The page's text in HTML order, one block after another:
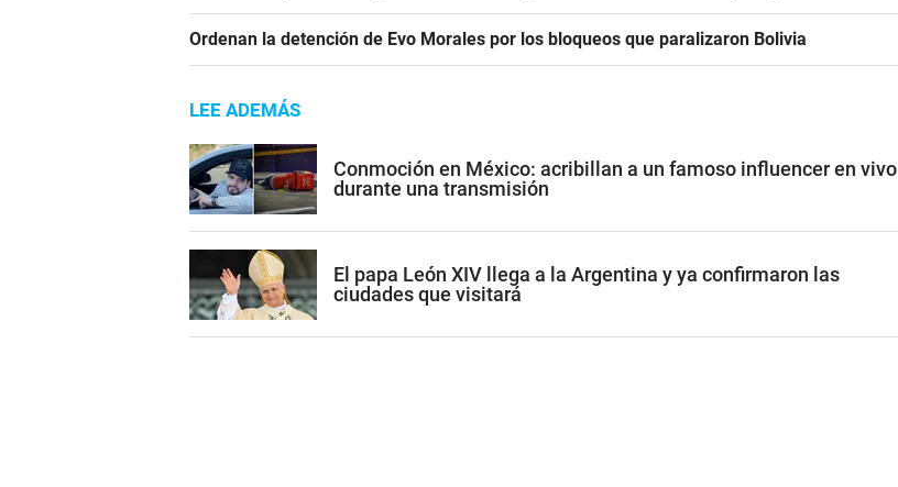
Ordenan la detención de Evo Morales por los bloqueos que paralizaron Bolivia
LEE ADEMÁS
Conmoción en México: acribillan a un famoso influencer en vivo
durante una transmisión
El papa León XIV llega a la Argentina y ya confirmaron las
ciudades que visitará